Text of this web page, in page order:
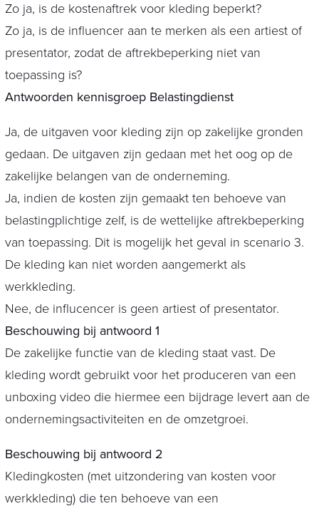
Zo ja, is de kostenaftrek voor kleding beperkt?
Zo ja, is de influencer aan te merken als een artiest of
presentator, zodat de aftrekbeperking niet van
toepassing is?
Antwoorden kennisgroep Belastingdienst
Ja, de uitgaven voor kleding zijn op zakelijke gronden
gedaan. De uitgaven zijn gedaan met het oog op de
zakelijke belangen van de onderneming.
Ja, indien de kosten zijn gemaakt ten behoeve van
belastingplichtige zelf, is de wettelijke aftrekbeperking
van toepassing. Dit is mogelijk het geval in scenario 3.
De kleding kan niet worden aangemerkt als
werkkleding.
Nee, de influcencer is geen artiest of presentator.
Beschouwing bij antwoord 1
De zakelijke functie van de kleding staat vast. De
kleding wordt gebruikt voor het produceren van een
unboxing video die hiermee een bijdrage levert aan de
ondernemingsactiviteiten en de omzetgroei.
Beschouwing bij antwoord 2
Kledingkosten (met uitzondering van kosten voor
werkkleding) die ten behoeve van een